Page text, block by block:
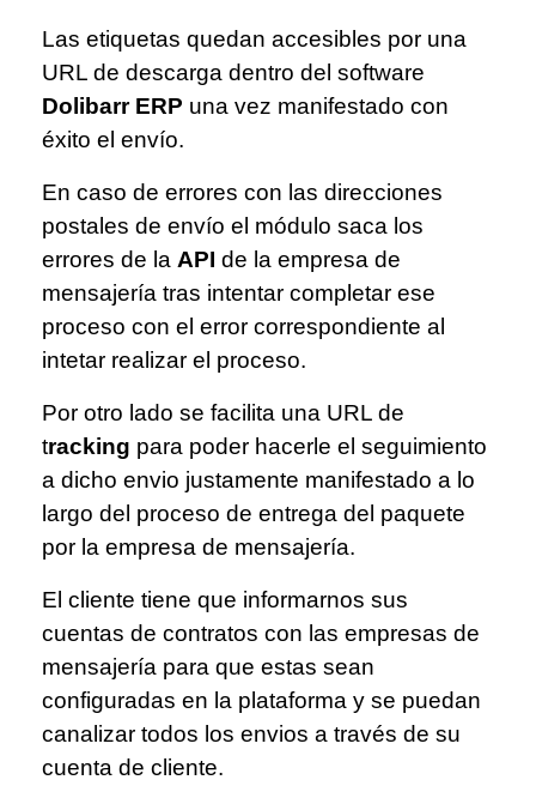
Las etiquetas quedan accesibles por una
URL de descarga dentro del software
Dolibarr ERP una vez manifestado con
éxito el envío.
En caso de errores con las direcciones
postales de envío el módulo saca los
errores de la API de la empresa de
mensajería tras intentar completar ese
proceso con el error correspondiente al
intetar realizar el proceso.
Por otro lado se facilita una URL de
tracking para poder hacerle el seguimiento
a dicho envio justamente manifestado a lo
largo del proceso de entrega del paquete
por la empresa de mensajería.
El cliente tiene que informarnos sus
cuentas de contratos con las empresas de
mensajería para que estas sean
configuradas en la plataforma y se puedan
canalizar todos los envios a través de su
cuenta de cliente.